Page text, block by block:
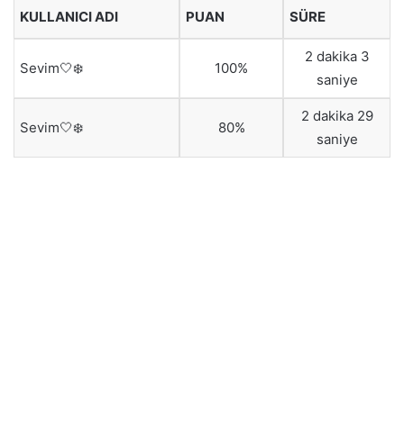
KULLANICI ADI PUAN SÜRE
Sevim🤍❄️ 100%
2 dakika 3
saniye
Sevim🤍❄️ 80%
2 dakika 29
saniye